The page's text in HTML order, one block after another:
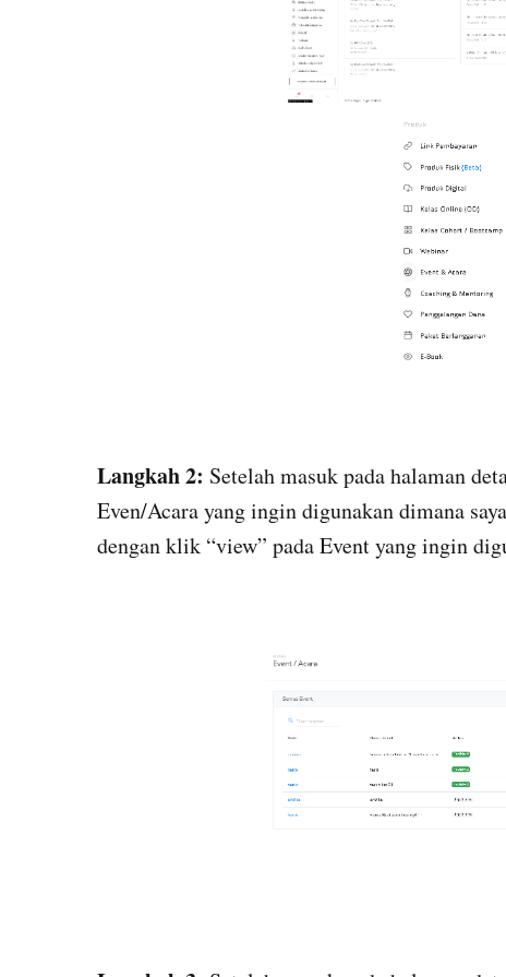
Langkah 2: Setelah masuk pada halaman
Even/Acara yang ingin digunakan dimana
dengan klik “view” pada Event yang ingin